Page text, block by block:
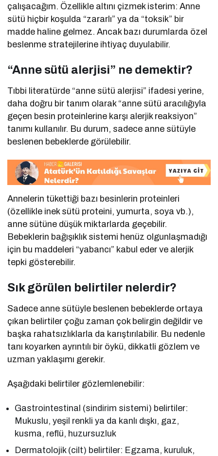
çalışacağım. Özellikle altını çizmek isterim: Anne
sütü hiçbir koşulda “zararlı” ya da “toksik” bir
madde haline gelmez. Ancak bazı durumlarda özel
beslenme stratejilerine ihtiyaç duyulabilir.
“Anne sütü alerjisi” ne demektir?
Tıbbi literatürde “anne sütü alerjisi” ifadesi yerine,
daha doğru bir tanım olarak “anne sütü aracılığıyla
geçen besin proteinlerine karşı alerjik reaksiyon”
tanımı kullanılır. Bu durum, sadece anne sütüyle
beslenen bebeklerde görülebilir.
Annelerin tükettiği bazı besinlerin proteinleri
(özellikle inek sütü proteini, yumurta, soya vb.),
anne sütüne düşük miktarlarda geçebilir.
Bebeklerin bağışıklık sistemi henüz olgunlaşmadığı
için bu maddeleri “yabancı” kabul eder ve alerjik
tepki gösterebilir.
Sık görülen belirtiler nelerdir?
Sadece anne sütüyle beslenen bebeklerde ortaya
çıkan belirtiler çoğu zaman çok belirgin değildir ve
başka rahatsızlıklarla da karıştırılabilir. Bu nedenle
tanı koyarken ayrıntılı bir öykü, dikkatli gözlem ve
uzman yaklaşımı gerekir.
Aşağıdaki belirtiler gözlemlenebilir:
Gastrointestinal (sindirim sistemi) belirtiler:
Mukuslu, yeşil renkli ya da kanlı dışkı, gaz,
kusma, reflü, huzursuzluk
Dermatolojik (cilt) belirtiler: Egzama, kuruluk,